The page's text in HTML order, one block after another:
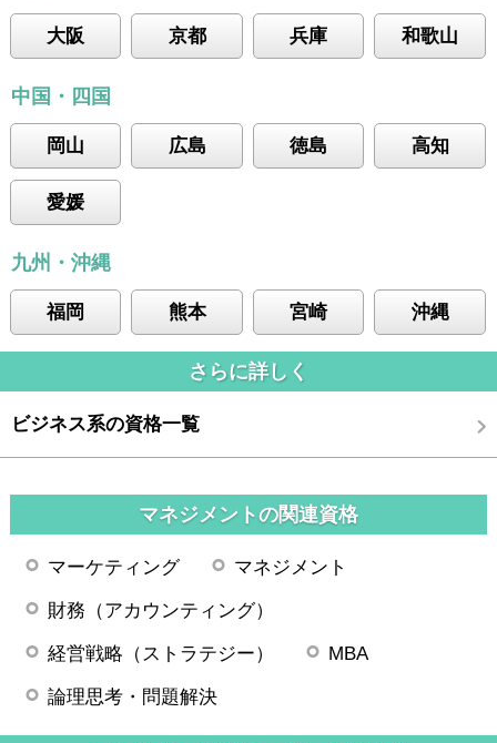
大阪 京都 兵庫 和歌山
中国・四国
岡山 広島 徳島 高知
愛媛
九州・沖縄
福岡 熊本 宮崎 沖縄
さらに詳しく
ビジネス系の資格一覧
マネジメントの関連資格
マーケティング マネジメント
財務（アカウンティング）
経営戦略（ストラテジー） MBA
論理思考・問題解決